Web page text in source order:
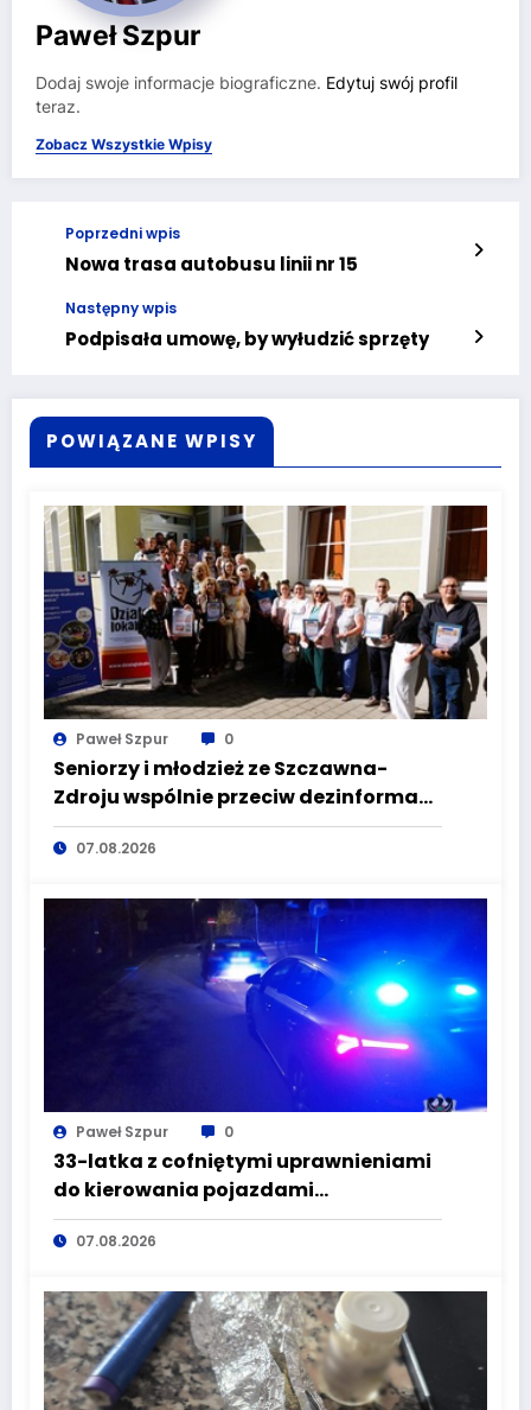
Paweł Szpur
Dodaj swoje informacje biograficzne. Edytuj swój profil
teraz.
Zobacz Wszystkie Wpisy
Poprzedni wpis
Nowa trasa autobusu linii nr 15
Następny wpis
Podpisała umowę, by wyłudzić sprzęty
POWIĄZANE WPISY
Paweł Szpur 0
Seniorzy i młodzież ze Szczawna-
Zdroju wspólnie przeciw dezinformacji
i manipulacji
07.08.2026
Paweł Szpur 0
33-latka z cofniętymi uprawnieniami
do kierowania pojazdami
wyeliminowana z lokalnych dróg
07.08.2026